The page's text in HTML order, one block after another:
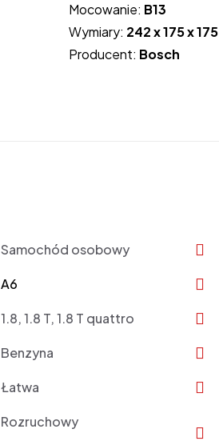
Mocowanie: B13
Wymiary: 242 x 175 x 175
Producent: Bosch
Samochód osobowy
A6
1.8, 1.8 T, 1.8 T quattro
Benzyna
Łatwa
Rozruchowy